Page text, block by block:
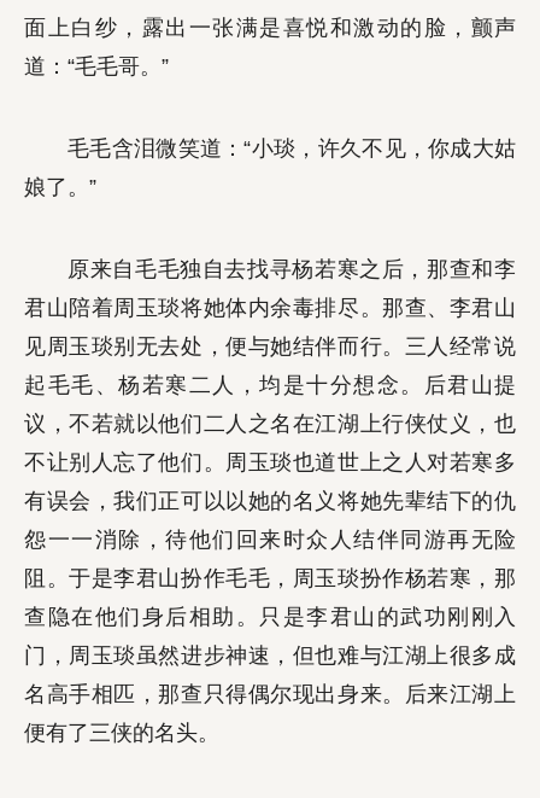
面上白纱，露出一张满是喜悦和激动的脸，颤声
道：“毛毛哥。”
毛毛含泪微笑道：“小琰，许久不见，你成大姑
娘了。”
原来自毛毛独自去找寻杨若寒之后，那查和李
君山陪着周玉琰将她体内余毒排尽。那查、李君山
见周玉琰别无去处，便与她结伴而行。三人经常说
起毛毛、杨若寒二人，均是十分想念。后君山提
议，不若就以他们二人之名在江湖上行侠仗义，也
不让别人忘了他们。周玉琰也道世上之人对若寒多
有误会，我们正可以以她的名义将她先辈结下的仇
怨一一消除，待他们回来时众人结伴同游再无险
阻。于是李君山扮作毛毛，周玉琰扮作杨若寒，那
查隐在他们身后相助。只是李君山的武功刚刚入
门，周玉琰虽然进步神速，但也难与江湖上很多成
名高手相匹，那查只得偶尔现出身来。后来江湖上
便有了三侠的名头。